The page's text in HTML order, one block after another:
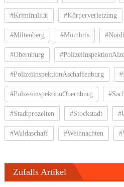
#Kriminalität #Körperverletzung
#Miltenberg #Mömbris
#Obernburg
#PolizeiinspektionAschaffenburg
#PolizeiinspektionObernburg
#Stadtprozelten #Stockstadt
#Waldaschaff #Weihnachten
Zufalls Artikel